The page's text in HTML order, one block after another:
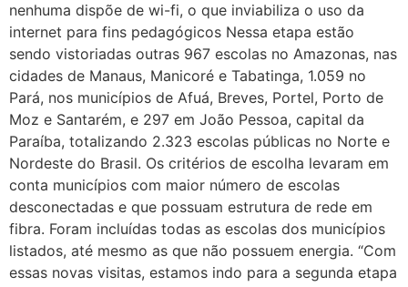
nenhuma dispõe de wi-fi, o que inviabiliza o uso da
internet para fins pedagógicos Nessa etapa estão
sendo vistoriadas outras 967 escolas no Amazonas, nas
cidades de Manaus, Manicoré e Tabatinga, 1.059 no
Pará, nos municípios de Afuá, Breves, Portel, Porto de
Moz e Santarém, e 297 em João Pessoa, capital da
Paraíba, totalizando 2.323 escolas públicas no Norte e
Nordeste do Brasil. Os critérios de escolha levaram em
conta municípios com maior número de escolas
desconectadas e que possuam estrutura de rede em
fibra. Foram incluídas todas as escolas dos municípios
listados, até mesmo as que não possuem energia. “Com
essas novas visitas, estamos indo para a segunda etapa